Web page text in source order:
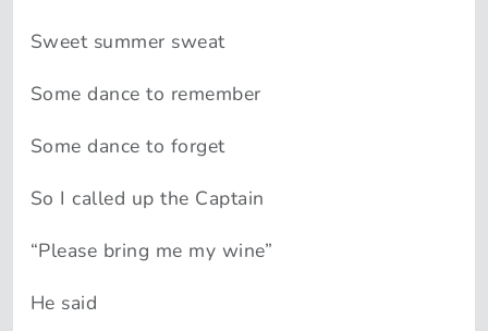
Sweet summer sweat
Some dance to remember
Some dance to forget
So I called up the Captain
“Please bring me my wine”
He said